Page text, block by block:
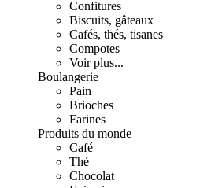
Confitures
Biscuits, gâteaux
Cafés, thés, tisanes
Compotes
Voir plus...
Boulangerie
Pain
Brioches
Farines
Produits du monde
Café
Thé
Chocolat